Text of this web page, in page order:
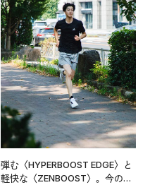
弾む〈HYPERBOOST EDGE〉と
軽快な〈ZENBOOST〉。今の時